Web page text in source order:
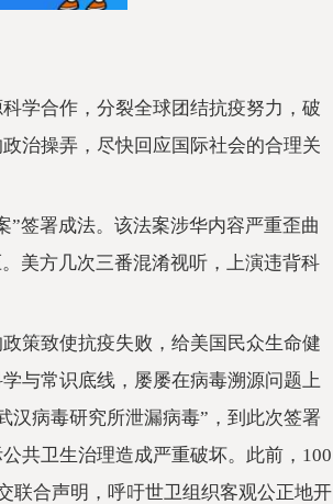
学合作，分裂全球团结抗疫努力，破
治操弄，尽快回应国际社会的合理关
签署成法。该法案涉华内容严重歪曲
美方几次三番混淆视听，上演违背科
策致使抗疫失败，给美国民众生命健
与常识底线，屡屡在病毒溯源问题上
汉病毒研究所泄漏病毒”，到此次签署
共卫生治理造成严重破坏。此前，100
联合声明，呼吁世卫组织客观公正地开